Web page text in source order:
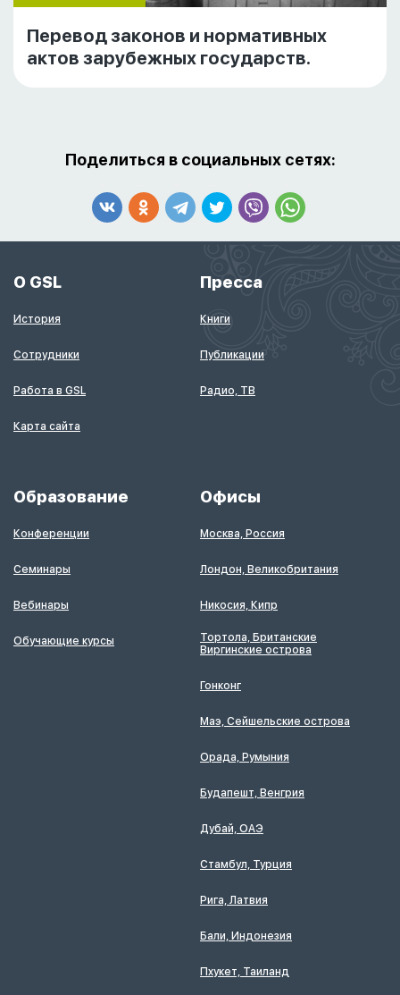
Перевод законов и нормативных
актов зарубежных государств.
Поделиться в социальных сетях:
О GSL
История
Сотрудники
Работа в GSL
Карта сайта
Пресса
Книги
Публикации
Радио, ТВ
Образование
Конференции
Семинары
Вебинары
Обучающие курсы
Офисы
Москва, Россия
Лондон, Великобритания
Никосия, Кипр
Тортола, Британские
Виргинские острова
Гонконг
Маэ, Сейшельские острова
Орада, Румыния
Будапешт, Венгрия
Дубай, ОАЭ
Стамбул, Турция
Рига, Латвия
Бали, Индонезия
Пхукет, Таиланд